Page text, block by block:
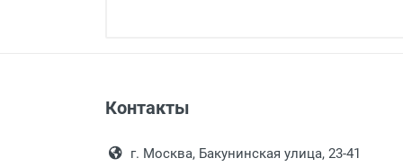
Выдаем товар в рабочие
После того, как заказ
Контакты
г. Москва, Бакунинская улица, 23-41